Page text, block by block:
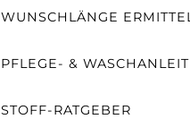
WUNSCHLÄNGE
PFLEGE- &
STOFF-RATGEBER